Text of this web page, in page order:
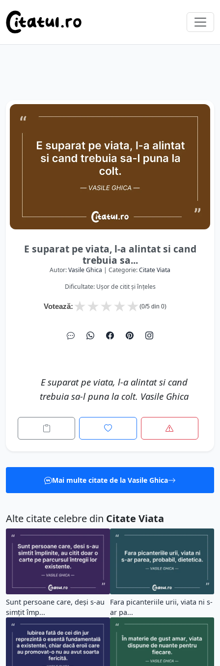
E suparat pe viata, l-a alintat si cand
trebuia sa...
Autor:Vasile Ghica | Categorie:Citate Viata
Dificultate: Ușor de citit și înțeles
Votează: ★
★
★
★
★ (0/5 din 0)
E suparat pe viata, l-a alintat si cand
trebuia sa-l puna la colt. Vasile Ghica
Mai multe citate de la Vasile Ghica
Alte citate celebre din Citate Viata
Sunt persoane care, deși s-au
simțit împ...
Fara picanteriile urii, viata ni s-
ar pa...